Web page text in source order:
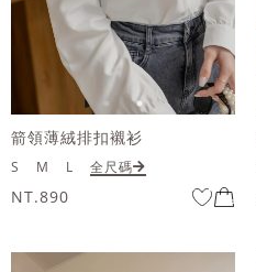
箭領薄絨排扣襯衫
S M L 全尺碼
NT.890